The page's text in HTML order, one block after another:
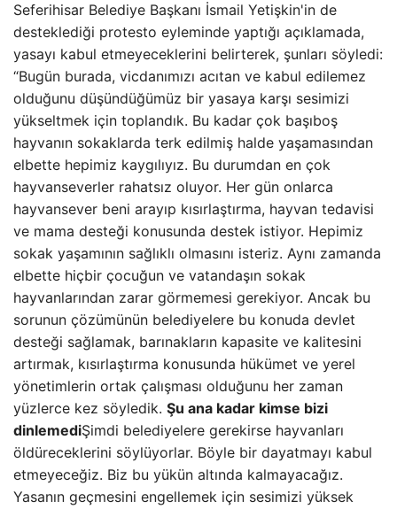
Seferihisar Belediye Başkanı İsmail Yetişkin'in de
desteklediği protesto eyleminde yaptığı açıklamada,
yasayı kabul etmeyeceklerini belirterek, şunları söyledi:
“Bugün burada, vicdanımızı acıtan ve kabul edilemez
olduğunu düşündüğümüz bir yasaya karşı sesimizi
yükseltmek için toplandık. Bu kadar çok başıboş
hayvanın sokaklarda terk edilmiş halde yaşamasından
elbette hepimiz kaygılıyız. Bu durumdan en çok
hayvanseverler rahatsız oluyor. Her gün onlarca
hayvansever beni arayıp kısırlaştırma, hayvan tedavisi
ve mama desteği konusunda destek istiyor. Hepimiz
sokak yaşamının sağlıklı olmasını isteriz. Aynı zamanda
elbette hiçbir çocuğun ve vatandaşın sokak
hayvanlarından zarar görmemesi gerekiyor. Ancak bu
sorunun çözümünün belediyelere bu konuda devlet
desteği sağlamak, barınakların kapasite ve kalitesini
artırmak, kısırlaştırma konusunda hükümet ve yerel
yönetimlerin ortak çalışması olduğunu her zaman
yüzlerce kez söyledik. Şu ana kadar kimse bizi
dinlemediŞimdi belediyelere gerekirse hayvanları
öldüreceklerini söylüyorlar. Böyle bir dayatmayı kabul
etmeyeceğiz. Biz bu yükün altında kalmayacağız.
Yasanın geçmesini engellemek için sesimizi yüksek